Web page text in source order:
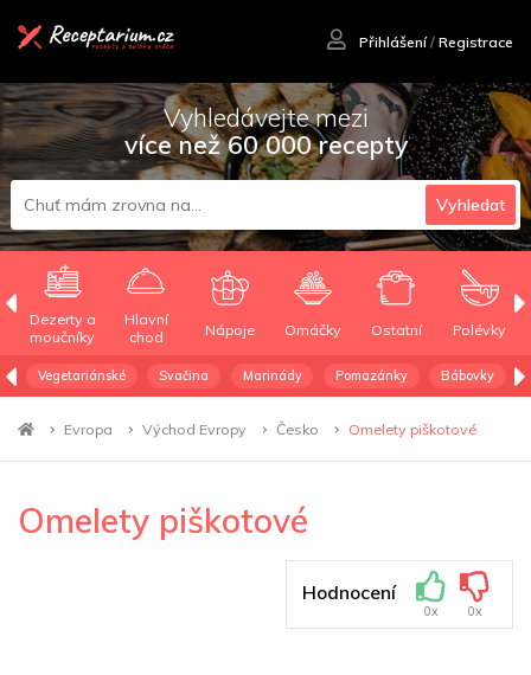
Přihlášení/ Registrace
Vyhledávejte mezi
více než 60 000 recepty
Vyhledat
Dezerty a
moučníky
Hlavní
chod
Nápoje Omáčky Ostatní Polévky
Vegetariánské Svačina Marinády Pomazánky Bábovky
Evropa Východ Evropy Česko Omelety piškotové
Omelety piškotové
Hodnocení
0x 0x